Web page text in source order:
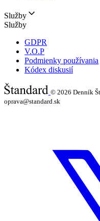
Služby
Služby
GDPR
V.O.P
Podmienky používania
Kódex diskusií
© 2026 Denník
oprava@standard.sk